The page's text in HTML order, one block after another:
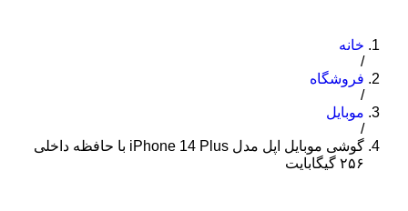
خانه
/
فروشگاه
/
موبایل
/
گوشی موبایل اپل مدل iPhone 14 Plus با حافظه داخلی
۲۵۶ گیگابایت